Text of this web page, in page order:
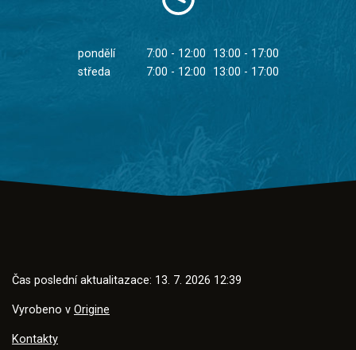
pondělí 7:00 - 12:00
13:00 - 17:00
středa
7:00 - 12:00 13:00 - 17:00
Čas poslední aktualitazace: 13. 7. 2026 12:39
Vyrobeno v Origine
Kontakty